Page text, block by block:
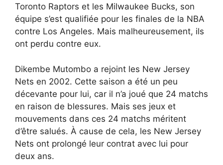
Toronto Raptors et les Milwaukee Bucks, son
équipe s’est qualifiée pour les finales de la NBA
contre Los Angeles. Mais malheureusement, ils
ont perdu contre eux.
Dikembe Mutombo a rejoint les New Jersey
Nets en 2002. Cette saison a été un peu
décevante pour lui, car il n’a joué que 24 matchs
en raison de blessures. Mais ses jeux et
mouvements dans ces 24 matchs méritent
d’être salués. À cause de cela, les New Jersey
Nets ont prolongé leur contrat avec lui pour
deux ans.